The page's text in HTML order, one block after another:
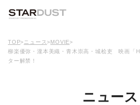
TOP> ニュース>MOVIE>
柳楽優弥・瀧本美織・青木崇高・城桧吏 映画「
ター解禁！
ニュース